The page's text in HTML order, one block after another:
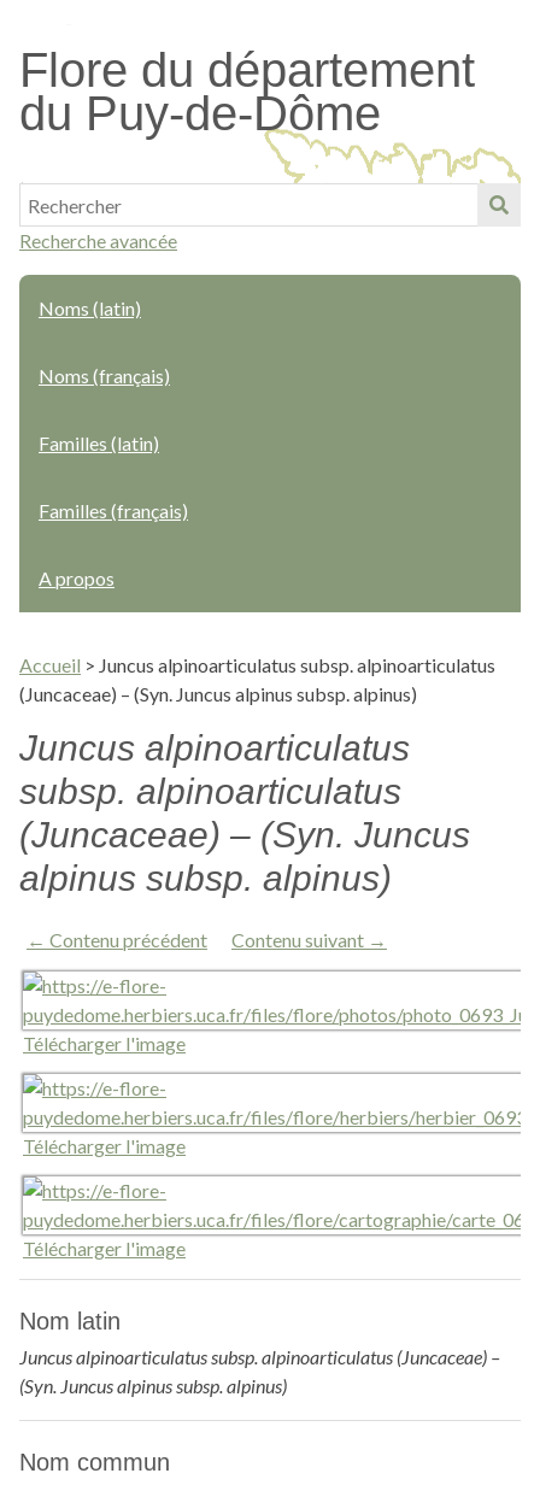
contenu
principal
Flore du département
du Puy-de-Dôme
Recherche avancée
Noms (latin)
Noms (français)
Familles (latin)
Familles (français)
A propos
Accueil > Juncus alpinoarticulatus subsp. alpinoarticulatus
(Juncaceae) – (Syn. Juncus alpinus subsp. alpinus)
Juncus alpinoarticulatus
subsp. alpinoarticulatus
(Juncaceae) – (Syn. Juncus
alpinus subsp. alpinus)
← Contenu précédent Contenu suivant →
Télécharger l'image
Télécharger l'image
Télécharger l'image
Nom latin
Juncus alpinoarticulatus subsp. alpinoarticulatus (Juncaceae) –
(Syn. Juncus alpinus subsp. alpinus)
Nom commun